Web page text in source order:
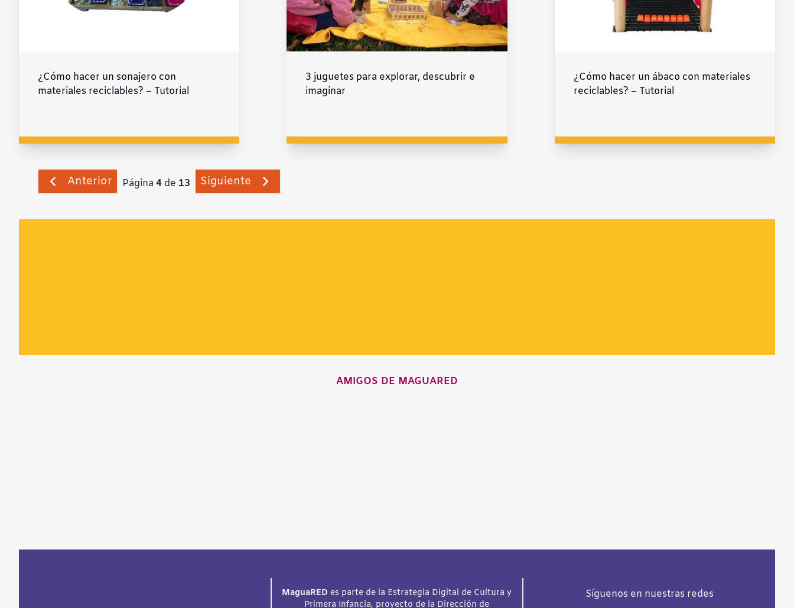
¿Cómo hacer un sonajero con
materiales reciclables? – Tutorial
3 juguetes para explorar, descubrir e
imaginar
¿Cómo hacer un ábaco con materiales
reciclables? – Tutorial
Anterior Página4 de 13 Siguiente
AMIGOS DE MAGUARED
MaguaRED es parte de la Estrategia Digital de Cultura y
Primera Infancia, proyecto de la Dirección de
Síguenos en nuestras redes